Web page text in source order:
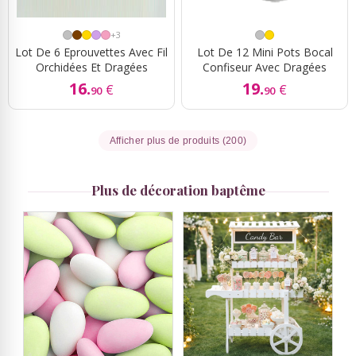
+3
Lot De 6 Eprouvettes Avec Fil
Orchidées Et Dragées
16.90 €
Lot De 12 Mini Pots Bocal
Confiseur Avec Dragées
19.90 €
Afficher plus de produits (200)
Plus de décoration baptême